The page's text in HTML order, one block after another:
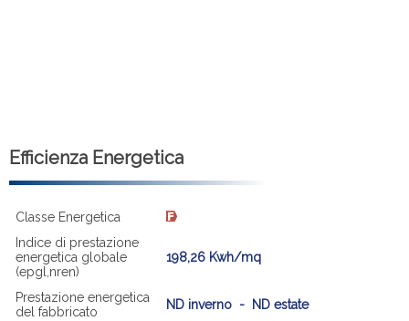
Efficienza Energetica
Classe Energetica
Indice di prestazione
energetica globale
(epgl,nren)
198,26 Kwh/mq
Prestazione energetica
del fabbricato
ND inverno - ND estate